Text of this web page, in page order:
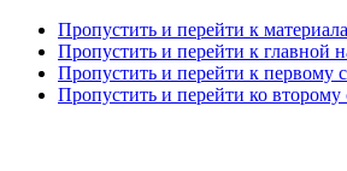
Пропустить и перейти к
Пропустить и перейти к главной
Пропустить и перейти к первому
Пропустить и перейти ко второму